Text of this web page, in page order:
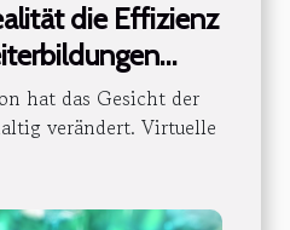
die Effizienz
hat das Gesicht der
verändert. Virtuelle